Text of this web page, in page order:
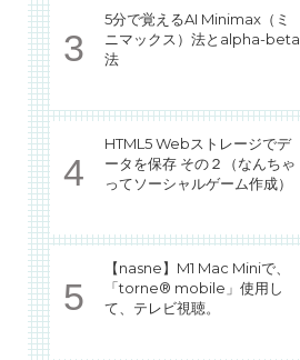
5分で覚えるAI Minimax（ミ
ニマックス）法とalpha-beta
法
HTML5 Webストレージでデ
ータを保存 その２（なんちゃ
ってソーシャルゲーム作成）
【nasne】M1 Mac Miniで、
「torne® mobile」使用し
て、テレビ視聴。